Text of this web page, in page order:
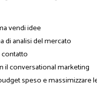
vendi idee
di analisi del mercato
contatto
il conversational marketing
speso e massimizzare